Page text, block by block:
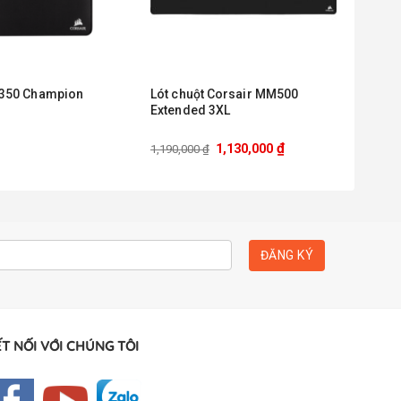
Champion
Lót chuột Corsair MM500
Extended 3XL
1,190,000₫ 1,130,000 ₫
NỐI VỚI CHÚNG TÔI